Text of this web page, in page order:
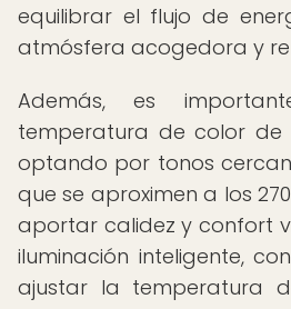
equilibrar el flujo de
atmósfera acogedora y
Además, es
temperatura de color de
optando por tonos
que se aproximen a los
aportar calidez y confort
iluminación inteligente,
ajustar la temperatura